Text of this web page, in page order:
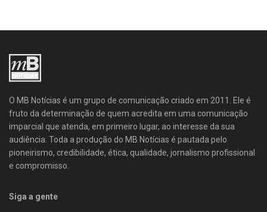
O MB Notícias é um grupo de comunicação criado em 2011. Ele é
fruto da determinação de quem acredita em uma comunicação
imparcial que atenda, em primeiro lugar, ao interesse da sua
audiência. Toda a produção do MB Notícias é pautada pelo
pioneirismo, credibilidade, ética, qualidade, jornalismo profissional
e compromisso.
Siga a gente